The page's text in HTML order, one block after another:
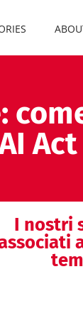
Act
I nostri